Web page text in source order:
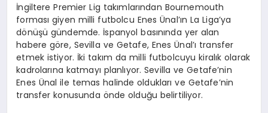
İngiltere Premier Lig takımlarından Bournemouth
forması giyen milli futbolcu Enes Ünal’ın La Liga’ya
dönüşü gündemde. İspanyol basınında yer alan
habere göre, Sevilla ve Getafe, Enes Ünal’ı transfer
etmek istiyor. İki takım da milli futbolcuyu kiralık olarak
kadrolarına katmayı planlıyor. Sevilla ve Getafe’nin
Enes Ünal ile temas halinde oldukları ve Getafe’nin
transfer konusunda önde olduğu belirtiliyor.